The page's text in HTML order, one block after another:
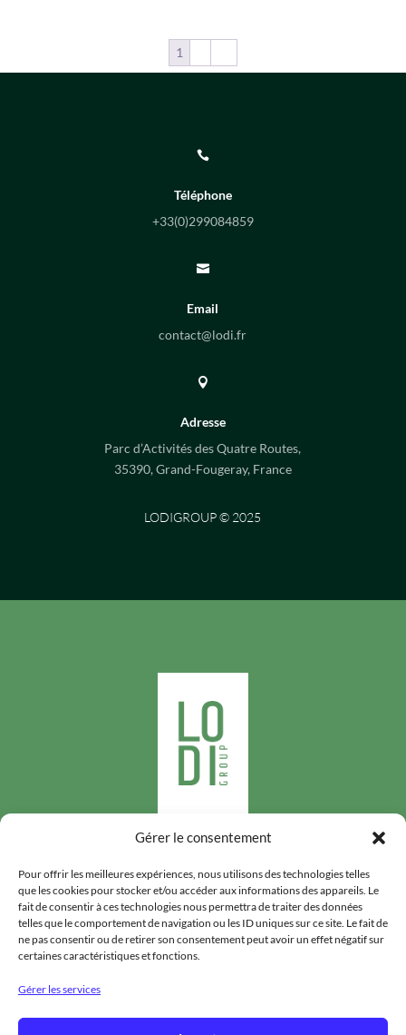
Gérer le consentement
Pour offrir les meilleures expériences, nous utilisons des technologies telles
que les cookies pour stocker et/ou accéder aux informations des appareils. Le
fait de consentir à ces technologies nous permettra de traiter des données
telles que le comportement de navigation ou les ID uniques sur ce site. Le fait de
ne pas consentir ou de retirer son consentement peut avoir un effet négatif sur
certaines caractéristiques et fonctions.
Gérer les services
1

Téléphone
+33(0)299084859

Email
contact@lodi.fr

Adresse
Parc d’Activités des Quatre Routes,
35390, Grand-Fougeray, France
LODIGROUP © 2025
Suivez-nous